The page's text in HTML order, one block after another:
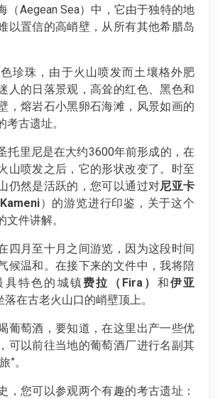
（Aegean Sea）中，它由于独特的地
以置信的高峭壁，从所有其他希腊岛
珍珠，由于火山喷发而土壤格外肥
人的日落景观，高耸的红色、黑色和
，熔岩石小黑卵石海滩，风景如画的
古遗址。
托里尼是在大约3600年前形成的，在
山喷发之后，它的形状改变了。时至
仍然是活跃的，您可以通过对尼亚卡
）的游览进行印鉴，关于这个
文件讲解。
四月至十月之间游览，因为这段时间
候温和。在接下来的文件中，我将陪
具特色的城镇费拉 （ Fira） 和伊亚
落在古老火山口的峭壁顶上。
葡萄酒，要知道，在这里出产一些优
可以前往当地的葡萄酒厂进行名副其
”。
，您可以参观两个有趣的考古遗址：